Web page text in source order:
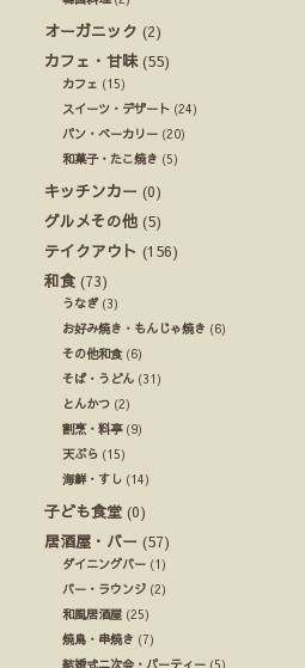
オーガニック (2)
カフェ・甘味(55)
カフェ (15)
スイーツ・デザート (24)
パン・ベーカリー (20)
和菓子・たこ焼き (5)
キッチンカー (0)
グルメその他 (5)
テイクアウト (156)
和食 (73)
うなぎ(3)
お好み焼き・もんじゃ焼き (6)
その他和食(6)
そば・うどん (31)
とんかつ (2)
割烹・料亭(9)
天ぷら (15)
海鮮・すし (14)
子ども食堂 (0)
居酒屋・バー (57)
ダイニングバー (1)
バー・ラウンジ (2)
和風居酒屋 (25)
焼鳥・串焼き (7)